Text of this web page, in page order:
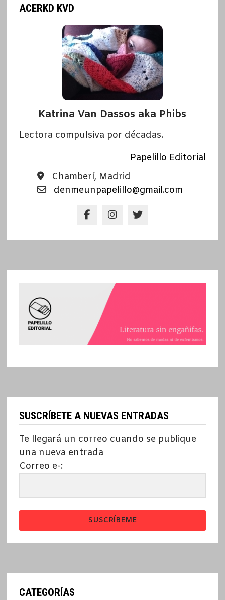
MEDINA
(MED
VEGA)
ACERKD KVD
Katrina Van Dassos aka Phibs
Lectora compulsiva por décadas.
Papelillo Editorial
Chamberí, Madrid
denmeunpapelillo@gmail.com
SUSCRÍBETE A NUEVAS ENTRADAS
Te llegará un correo cuando se publique
una nueva entrada
Correo e-:
SUSCRÍBEME
CATEGORÍAS